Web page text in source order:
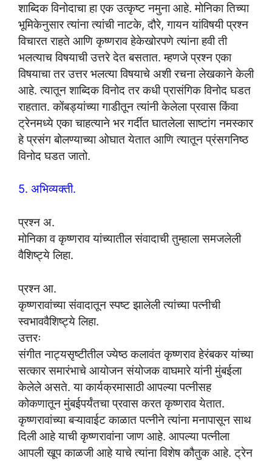
शाब्दिक विनोदाचा हा एक उत्कृष्ट नमुना आहे. मोनिका तिच्या
भूमिकेनुसार त्यांना त्यांची नाटके, दौरे, गायन यांविषयी प्रश्न
विचारत राहते आणि कृष्णराव हेकेखोरपणे त्यांना हवी ती
भलत्याच विषयाची उत्तरे देत बसतात. म्हणजे प्रश्न एका
विषयाचा तर उत्तर भलत्या विषयाचे अशी रचना लेखकाने केली
आहे. त्यातून शाब्दिक विनोद तर कधी प्रासंगिक विनोद घडत
राहतात. कोंबड्यांच्या गाडीतून त्यांनी केलेला प्रवास किंवा
ट्रेनमध्ये एका चाहत्याने भर गर्दीत घातलेला साष्टांग नमस्कार
हे प्रसंग बोलण्याच्या ओघात येतात आणि त्यातून प्रंसगनिष्ठ
विनोद घडत जातो.
5. अभिव्यक्ती.
प्रश्न अ.
मोनिका व कृष्णराव यांच्यातील संवादाची तुम्हाला समजलेली
वैशिष्ट्ये लिहा.
प्रश्न आ.
कृष्णरावांच्या संवादातून स्पष्ट झालेली त्यांच्या पत्नीची
स्वभाववैशिष्ट्ये लिहा.
उत्तरः
संगीत नाट्यसृष्टीतील ज्येष्ठ कलावंत कृष्णराव हेरंबकर यांच्या
सत्कार समारंभाचे आयोजन संयोजक वाघमारे यांनी मुंबईला
केलेले असते. या कार्यक्रमासाठी आपल्या पत्नीसह
कोकणातून मुंबईपर्यंतचा प्रवास करत कृष्णराव येतात.
कृष्णरावांच्या बऱ्यावाईट काळात पत्नीने त्यांना मनापासून साथ
दिली आहे याची कृष्णरावांना जाण आहे. आपल्या पत्नीला
आपली खूप काळजी आहे याचे त्यांना विशेष कौतुक आहे. ट्रेन